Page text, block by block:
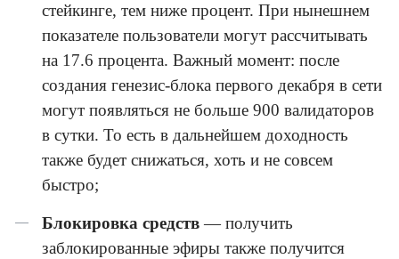
стейкинге, тем ниже процент. При нынешнем
показателе пользователи могут рассчитывать
на 17.6 процента. Важный момент: после
создания генезис-блока первого декабря в сети
могут появляться не больше 900 валидаторов
в сутки. То есть в дальнейшем доходность
также будет снижаться, хоть и не совсем
быстро;
Блокировка средств— получить
заблокированные эфиры также получится